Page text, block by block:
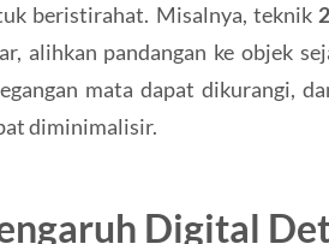
beristirahat. Misalnya, teknik
alihkan pandangan ke objek
mata dapat dikurangi,
diminimalisir.
Digital